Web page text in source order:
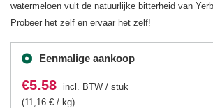
watermeloen vult de natuurlijke bitterheid van
Probeer het zelf en ervaar het zelf!
Eenmalige aankoop
€5.58 incl. BTW / stuk
(11,16 € / kg)